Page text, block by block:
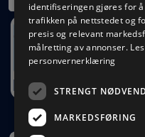
Meld deg
identifiseringen gjøres for
trafikken på nettstedet og
presis og relevant
målretting av annonser.
personvernerklæring
STRENGT
MARKEDSFØRING